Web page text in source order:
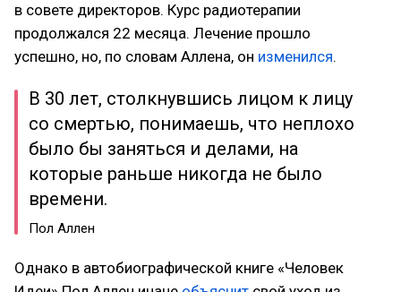
в совете директоров. Курс радиотерапии
продолжался 22 месяца. Лечение прошло
успешно, но, по словам Аллена, он изменился.
В 30 лет, столкнувшись лицом к лицу
со смертью, понимаешь, что неплохо
было бы заняться и делами, на
которые раньше никогда не было
времени.
Пол Аллен
Однако в автобиографической книге «Человек